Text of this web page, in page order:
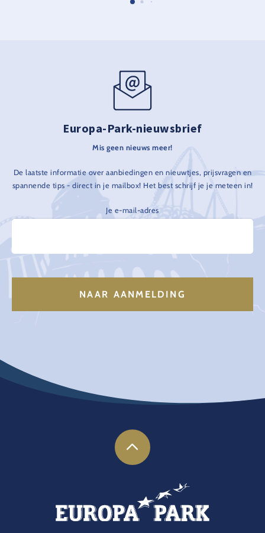
Europa-Park-nieuwsbrief
Mis geen nieuws meer!
De laatste informatie over aanbiedingen en nieuwtjes, prijsvragen en
spannende tips - direct in je mailbox! Het best schrijf je je meteen in!
Je e-mail-adres